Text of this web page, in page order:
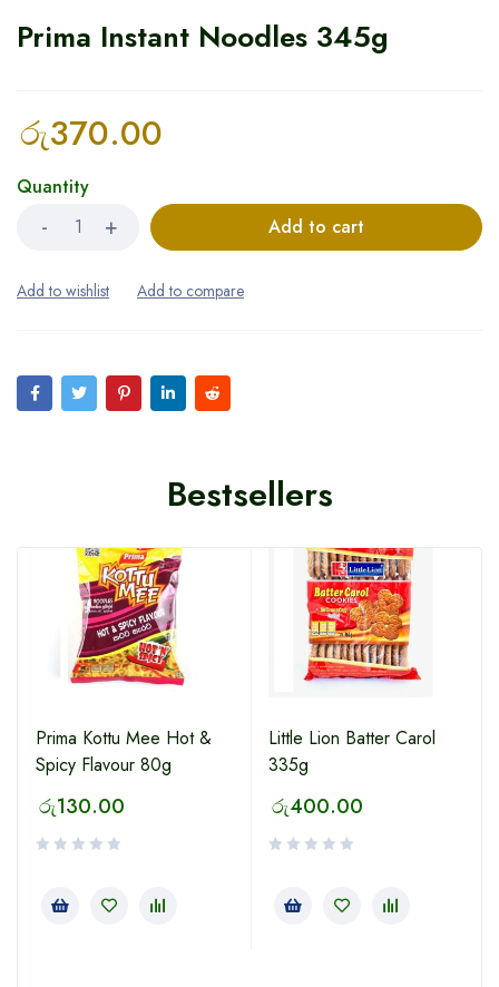
Prima Instant Noodles 345g
රු370.00
Quantity
Add to cart
Bestsellers
Prima Kottu Mee Hot &
Spicy Flavour 80g
රු130.00
Little Lion Batter Carol
335g
රු400.00